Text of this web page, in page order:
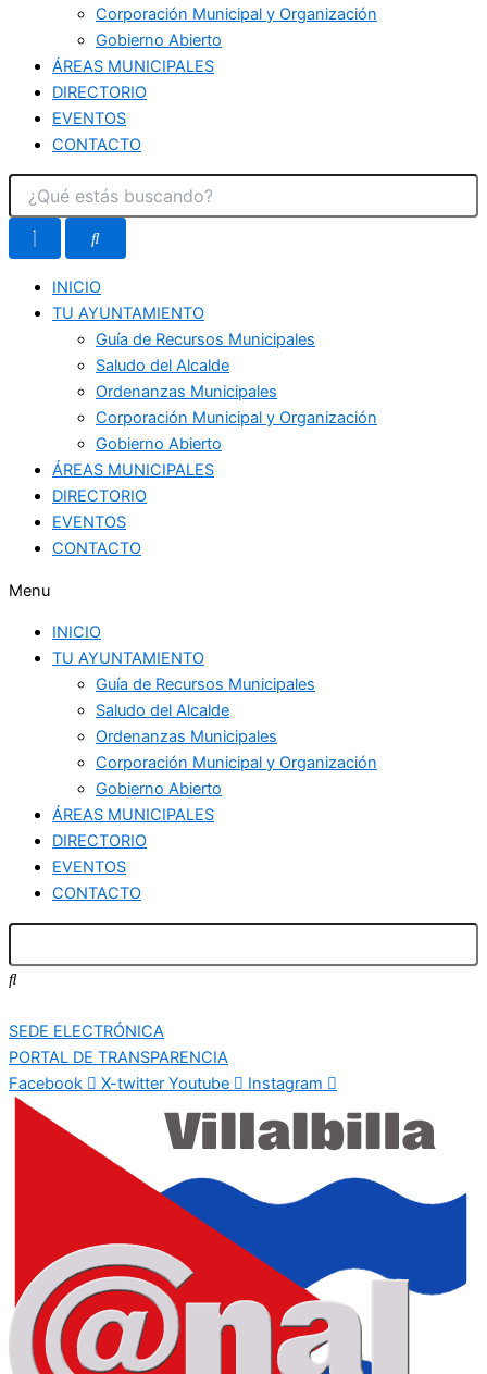
Corporación Municipal y Organización
Gobierno Abierto
ÁREAS MUNICIPALES
DIRECTORIO
EVENTOS
CONTACTO
INICIO
TU AYUNTAMIENTO
Guía de Recursos Municipales
Saludo del Alcalde
Ordenanzas Municipales
Corporación Municipal y Organización
Gobierno Abierto
ÁREAS MUNICIPALES
DIRECTORIO
EVENTOS
CONTACTO
Menu
INICIO
TU AYUNTAMIENTO
Guía de Recursos Municipales
Saludo del Alcalde
Ordenanzas Municipales
Corporación Municipal y Organización
Gobierno Abierto
ÁREAS MUNICIPALES
DIRECTORIO
EVENTOS
CONTACTO
SEDE ELECTRÓNICA
PORTAL DE TRANSPARENCIA
Facebook
X-twitter Youtube Instagram